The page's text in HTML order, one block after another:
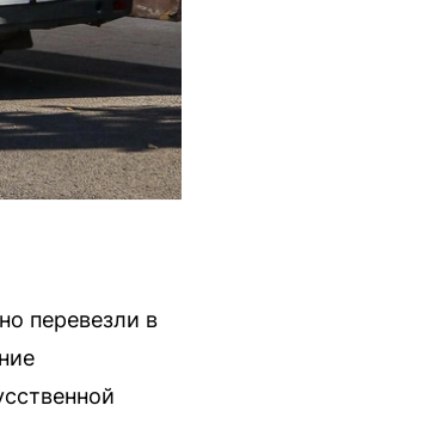
перевезли в